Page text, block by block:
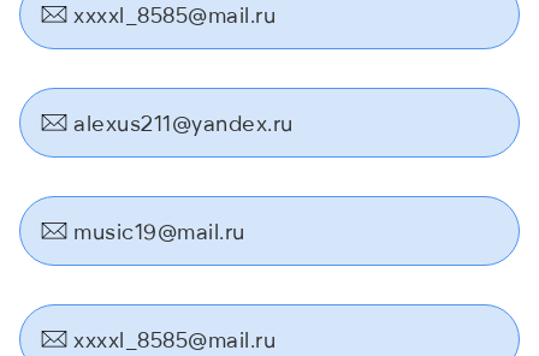
xxxxl_8585@mail.ru
alexus211@yandex.ru
music19@mail.ru
xxxxl_8585@mail.ru